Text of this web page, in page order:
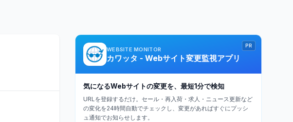
PR
WEBSITE MONITOR
カワッタ - Webサイト変更監視アプリ
気になるWebサイトの変更を、最短1分で検知
URLを登録するだけ。セール・再入荷・求人・ニュース更新など
の変化を24時間自動でチェックし、変更があればすぐにプッシ
ュ通知でお知らせします。